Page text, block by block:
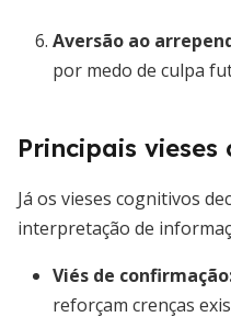
Aversão ao
por medo de culpa
Principais vieses
Já os vieses cognitivos
interpretação de
Viés de confirmação
reforçam crenças